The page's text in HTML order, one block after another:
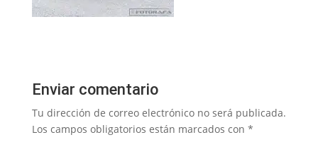
Enviar comentario
Tu dirección de correo electrónico no será publicada.
Los campos obligatorios están marcados con *